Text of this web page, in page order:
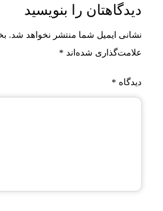
دیدگاهتان را بنویسید
نشانی ایمیل شما منتشر نخواهد شد.
علامت‌گذاری شده‌اند *
دیدگاه *